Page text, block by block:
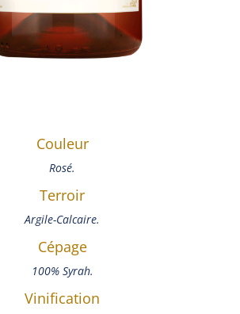
Couleur
Rosé.
Terroir
Argile-Calcaire.
Cépage
100% Syrah.
Vinification